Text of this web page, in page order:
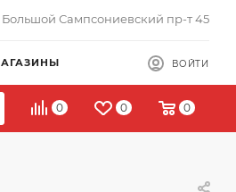
Большой Сампсониевский пр-т 45
ВОЙТИ
0 0 0